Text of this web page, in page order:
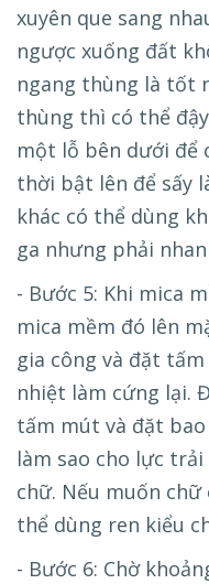
xuyên que sang
ngược xuống đất
ngang thùng là tốt
thùng thì có thể
một lỗ bên dưới để
thời bật lên để sấy
khác có thể dùng
ga nhưng phải
- Bước 5: Khi mica
mica mềm đó lên
gia công và đặt
nhiệt làm cứng lại.
tấm mút và đặt
làm sao cho lực
chữ. Nếu muốn
thể dùng ren kiểu
- Bước 6: Chờ